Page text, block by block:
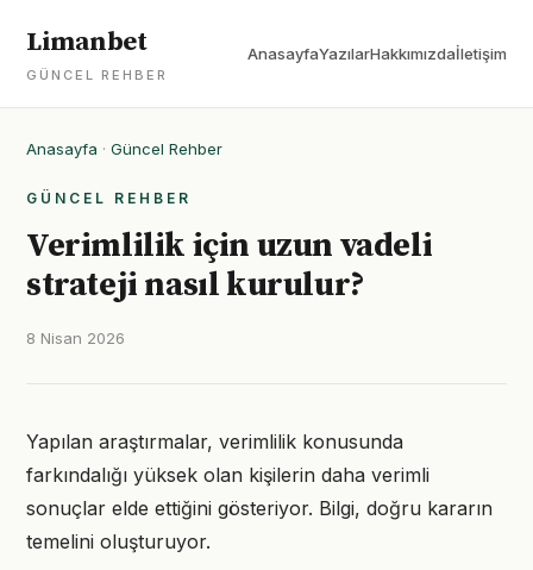
Limanbet
GÜNCEL REHBER
AnasayfaYazılarHakkımızdaİletişim
Anasayfa · Güncel Rehber
GÜNCEL REHBER
Verimlilik için uzun vadeli
strateji nasıl kurulur?
8 Nisan 2026
Yapılan araştırmalar, verimlilik konusunda
farkındalığı yüksek olan kişilerin daha verimli
sonuçlar elde ettiğini gösteriyor. Bilgi, doğru kararın
temelini oluşturuyor.